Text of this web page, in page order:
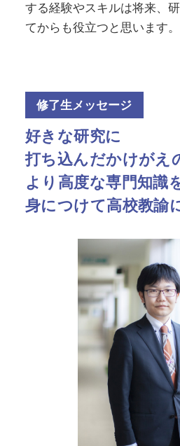
する経験やスキルは将来、
てからも役立つと思います。
修了生メッセージ
好きな研究に
打ち込んだかけがえ
より高度な専門知識
身につけて高校教諭